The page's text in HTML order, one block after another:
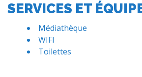
SERVICES ET
Médiathèque
WIFI
Toilettes